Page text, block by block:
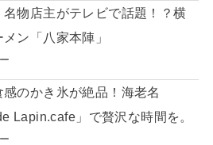
名物店主がテレビで話題！？横
ン「八家本陣」
のかき氷が絶品！海老名
Lapin.cafe」で贅沢な時間を。